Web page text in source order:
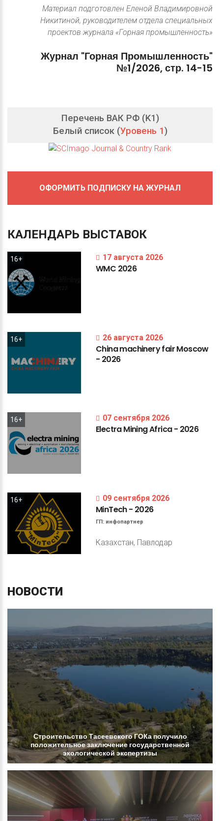
Материал подготовлен Еленой Владимировной
Никитиной, руководителем отдела специальных
проектов журнала «Горная промышленность»
Журнал "Горная Промышленность"
№1/2026,стр. 14-15
Перечень ВАК РФ (K1)
Белый список (Уровень 1)
ОФОРМИТЬ ПОДПИСКУ НА ЖУРНАЛ
КАЛЕНДАРЬ ВЫСТАВОК
16+ 17 августа 2026
WMC 2026
16+ 26 августа 2026
ChinamachineryfairMoscow
- 2026
16+ 07 сентября 2026
ElectraMiningAfrica- 2026
16+ 09 сентября 2026
MinTech- 2026
ГП: инфопартнер
Казахстан, Павлодар
НОВОСТИ
СтроительствоТасеевскогоГОКаполучило
положительноезаключениегосударственной
экологической экспертизы